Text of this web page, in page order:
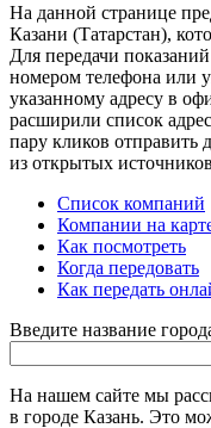
На данной странице
Казани (Татарстан),
Для передачи
номером телефона или
указанному адресу в
расширили список
пару кликов отправить
из открытых
Список компаний
Компании на
Как посмотреть
Когда передовать
Как передать
Введите название
На нашем сайте мы
в городе Казань. Это